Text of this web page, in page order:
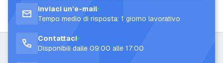
Inviaci un’e-mail
Tempo medio di risposta: 1 giorno lavorativo
Contattaci
Disponibili dalle 09:00 alle 17:00